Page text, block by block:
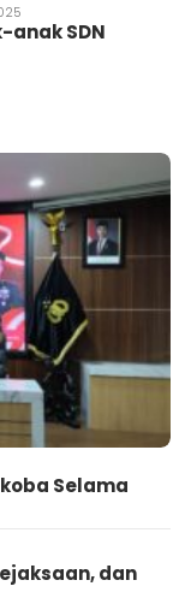
anak SDN
Selama
dan